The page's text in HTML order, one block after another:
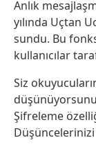
Anlık
yılında Uçtan
sundu. Bu
kullanıcılar
Siz
Şifreleme